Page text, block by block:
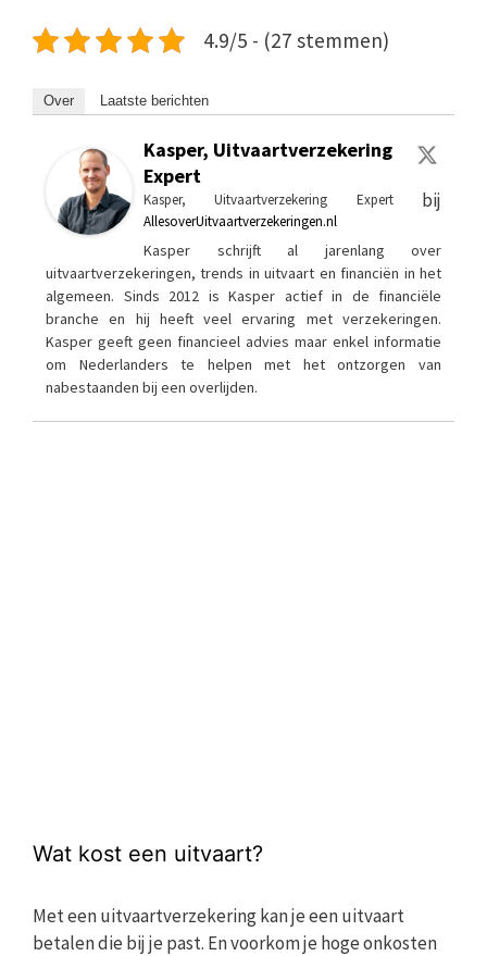
4.9/5 - (27 stemmen)
Over Laatste berichten
Kasper, Uitvaartverzekering
Expert
Kasper, Uitvaartverzekering Expertbij
AllesoverUitvaartverzekeringen.nl
Kasper schrijft al jarenlang over
uitvaartverzekeringen, trends in uitvaart en financiën in het
algemeen. Sinds 2012 is Kasper actief in de financiële
branche en hij heeft veel ervaring met verzekeringen.
Kasper geeft geen financieel advies maar enkel informatie
om Nederlanders te helpen met het ontzorgen van
nabestaanden bij een overlijden.
Wat kost een uitvaart?
Met een uitvaartverzekering kan je een uitvaart
betalen die bij je past. En voorkom je hoge onkosten